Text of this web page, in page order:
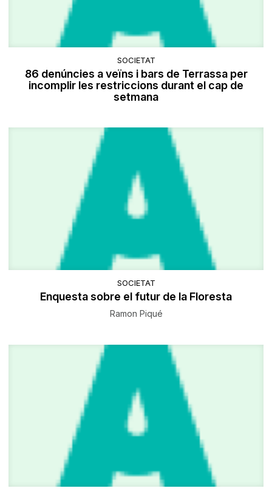
SOCIETAT
86 denúncies a veïns i bars de Terrassa per
incomplir les restriccions durant el cap de
setmana
SOCIETAT
Enquesta sobre el futur de la Floresta
Ramon Piqué